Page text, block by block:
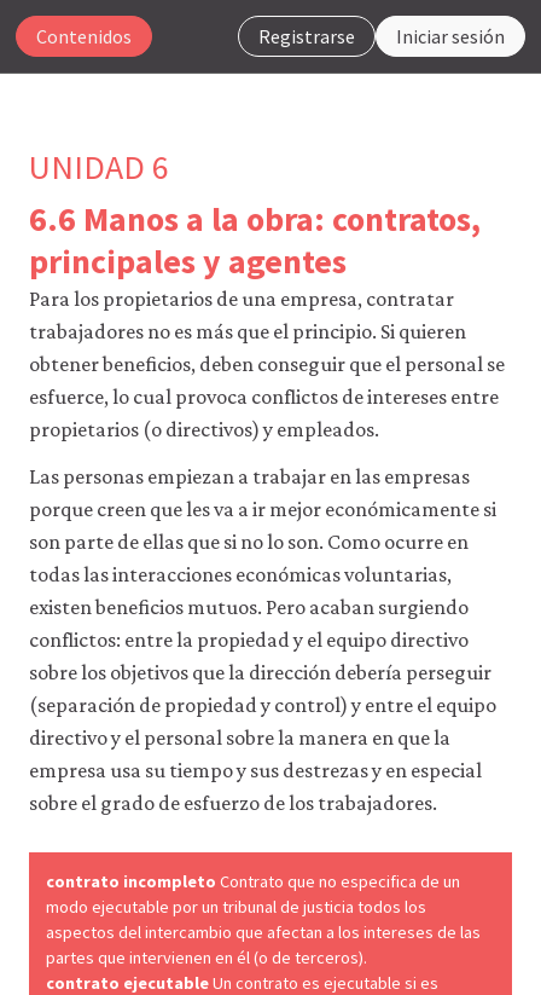
Registrarse Iniciar sesión
Contenidos
que
nuestro
web
funcione,
CORE
Econ
utiliza
necesarias.
desactivarlas
a
través
la
configuración
tu
navegador,
pero
posible
que
prestaciones
del
sitio
web
UNIDAD 6
6.6 Manos a la obra: contratos,
principales y agentes
Para los propietarios de una empresa, contratar
trabajadores no es más que el principio. Si quieren
obtener beneficios, deben conseguir que el personal se
esfuerce, lo cual provoca conflictos de intereses entre
propietarios (o directivos) y empleados.
Las personas empiezan a trabajar en las empresas
porque creen que les va a ir mejor económicamente si
son parte de ellas que si no lo son. Como ocurre en
todas las interacciones económicas voluntarias,
existen beneficios mutuos. Pero acaban surgiendo
conflictos: entre la propiedad y el equipo directivo
sobre los objetivos que la dirección debería perseguir
(separación de propiedad y control) y entre el equipo
directivo y el personal sobre la manera en que la
empresa usa su tiempo y sus destrezas y en especial
sobre el grado de esfuerzo de los trabajadores.
contrato incompleto Contrato que no especifica de un
modo ejecutable por un tribunal de justicia todos los
aspectos del intercambio que afectan a los intereses de las
partes que intervienen en él (o de terceros).
contrato ejecutableUn contrato es ejecutable si es